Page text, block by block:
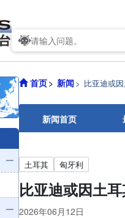
首页 新闻 比亚迪或
新闻首页
土耳其 匈牙利
比亚迪或因土
2026年06月12日